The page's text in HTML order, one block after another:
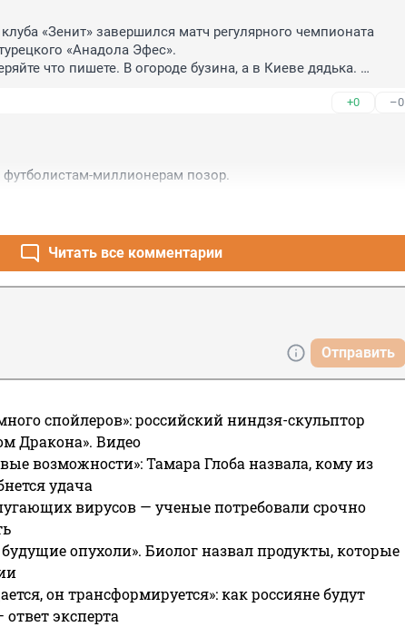
«Зенит» завершился матч регулярного чемпионата
«Анадола Эфес».
что пишете. В огороде бузина, а в Киеве дядька.
+0 –0
футболистам-миллионерам позор.
Читать все комментарии
Отправить
спойлеров»: российский ниндзя-скульптор
Дракона». Видео
возможности»: Тамара Глоба назвала, кому из
удача
вирусов — ученые потребовали срочно
опухоли». Биолог назвал продукты, которые
он трансформируется»: как россияне будут
ответ эксперта